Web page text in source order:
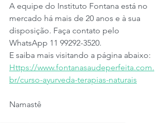
A equipe do Instituto Fontana está no
mercado há mais de 20 anos e à sua
disposição. Faça contato pelo
WhatsApp 11 99292-3520.
E saiba mais visitando a página abaixo:
Https://www.fontanasaudeperfeita.com.
br/curso-ayurveda-terapias-naturais
Namastê